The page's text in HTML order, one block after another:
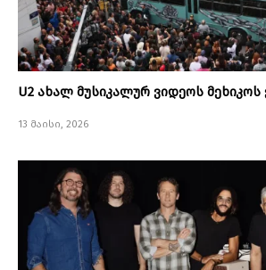
U2 ახალ მუსიკალურ ვიდეოს მეხიკოს
13 მაისი, 2026